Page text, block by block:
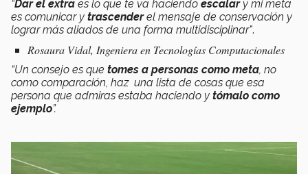
“Dar el extra es lo que te va haciendo escalary mi meta
es comunicar y trascenderel mensaje de conservación y
lograr más aliados de una forma multidisciplinar".
Rosaura Vidal, Ingeniera en Tecnologías Computacionales
“Un consejo es que tomes a personas como meta , no
como comparación, haz una lista de cosas que esa
persona que admiras estaba haciendo y tómalo como
ejemplo”.